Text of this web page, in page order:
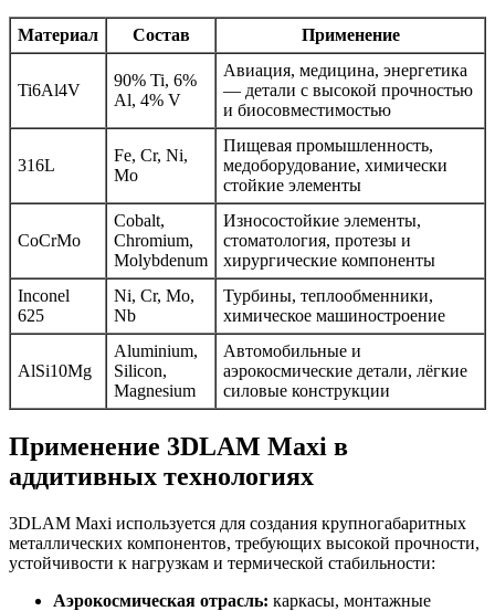
Материал Состав Применение
Ti6Al4V
90% Ti, 6%
Al, 4% V
Авиация, медицина, энергетика
— детали с высокой прочностью
и биосовместимостью
316L
Fe, Cr, Ni,
Mo
Пищевая промышленность,
медоборудование, химически
стойкие элементы
CoCrMo
Cobalt,
Chromium,
Molybdenum
Износостойкие элементы,
стоматология, протезы и
хирургические компоненты
Inconel
625
Ni, Cr, Mo,
Nb
Турбины, теплообменники,
химическое машиностроение
AlSi10Mg
Aluminium,
Silicon,
Magnesium
Автомобильные и
аэрокосмические детали, лёгкие
силовые конструкции
Применение 3DLAM Maxi в
аддитивных технологиях
3DLAM Maxi используется для создания крупногабаритных
металлических компонентов, требующих высокой прочности,
устойчивости к нагрузкам и термической стабильности:
Аэрокосмическая отрасль: каркасы, монтажные